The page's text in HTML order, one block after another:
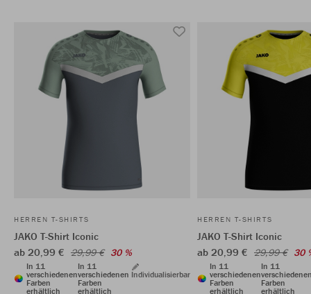
HERREN T-SHIRTS
JAKO T-Shirt Iconic
ab 20,99 € 29,99 € 30 %
In 11
verschiedenen
Farben
erhältlich
In 11
verschiedenen
Farben
erhältlich
Individualisierbar
HERREN T-SHIRTS
JAKO T-Shirt Iconic
ab 20,99 € 29,99 € 30
In 11
verschiedenen
Farben
erhältlich
In 11
Farben
erhältlich